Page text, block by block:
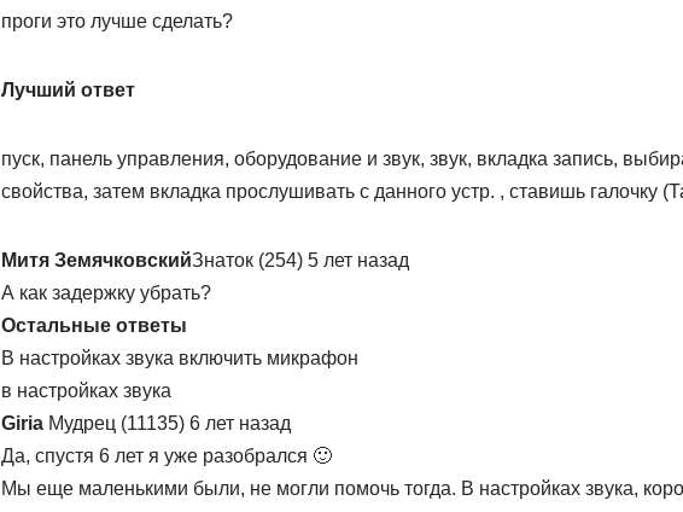
проги это лучше сделать?
Лучший ответ
пуск, панель управления, оборудование и звук, звук, вкладка запись,
свойства, затем вкладка прослушивать с данного устр. , ставишь галочку
Митя ЗемячковскийЗнаток (254) 5 лет назад
А как задержку убрать?
Остальные ответы
В настройках звука включить микрафон
в настройках звука
GiriaМудрец (11135) 6 лет назад
Да, спустя 6 лет я уже разобрался 🙂
Мы еще маленькими были, не могли помочь тогда. В настройках звука,